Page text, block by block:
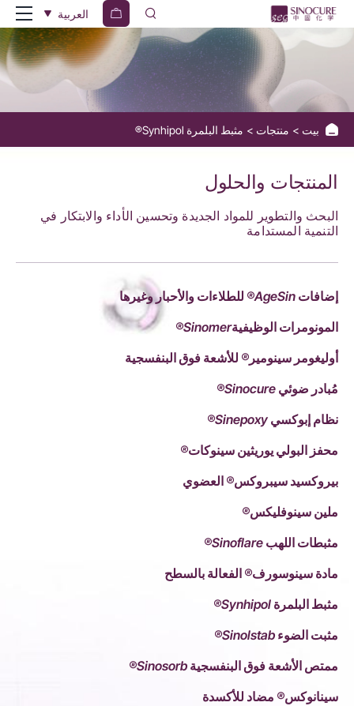
Synhipol®
Polymerization
Inhibitor
العربية
بيت منتجات مثبط البلمرة Synhipol®
المنتجات والحلول
البحث والتطوير للمواد الجديدة وتحسين الأداء والابتكار في
التنمية المستدامة
إضافات AgeSin® للطلاءات والأحبار وغيرها
المونومرات الوظيفيةSinomer®
أوليغومر سينومير® للأشعة فوق البنفسجية
مُبادر ضوئي Sinocure®
نظام إبوكسي Sinepoxy®
محفز البولي يوريثين سينوكات®
بيروكسيد سيبروكس® العضوي
ملين سينوفليكس®
مثبطات اللهب Sinoflare®
مادة سينوسورف® الفعالة بالسطح
مثبط البلمرة Synhipol®
مثبت الضوء Sinolstab®
ممتص الأشعة فوق البنفسجية Sinosorb®
سينانوكس® مضاد للأكسدة